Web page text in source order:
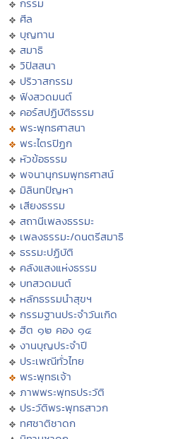
กรรม
ศีล
บุญทาน
สมาธิ
วิปัสสนา
ปริวาสกรรม
ฟังสวดมนต์
คอร์สปฏิบัติธรรม
พระพุทธศาสนา
พระไตรปิฏก
หัวข้อธรรม
พจนานุกรมพุทธศาสน์
มิลินทปัญหา
เสียงธรรม
สถานีเพลงธรรมะ
เพลงธรรมะ/ดนตรีสมาธิ
ธรรมะปฏิบัติ
คลังแสงแห่งธรรม
บทสวดมนต์
หลักธรรมนำสุขฯ
กรรมฐานประจำวันเกิด
ฮีต ๑๒ คอง ๑๔
งานบุญประจำปี
ประเพณีทั่วไทย
พระพุทธเจ้า
ภาพพระพุทธประวัติ
ประวัติพระพุทธสาวก
ทศชาติชาดก